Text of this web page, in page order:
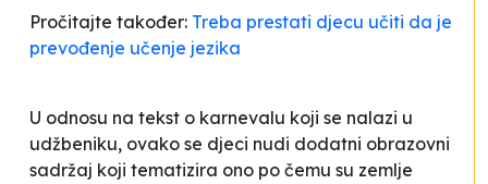
Pročitajte također: Treba prestati djecu učiti da je
prevođenje učenje jezika
U odnosu na tekst o karnevalu koji se nalazi u
udžbeniku, ovako se djeci nudi dodatni obrazovni
sadržaj koji tematizira ono po čemu su zemlje